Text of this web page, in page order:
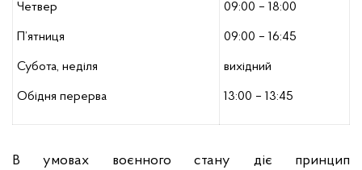
Четвер
П’ятниця
Субота, неділя
Обідня перерва
09:00 – 18:00
09:00 – 16:45
вихідний
13:00 – 13:45
В умовах воєнного стану діє принцип